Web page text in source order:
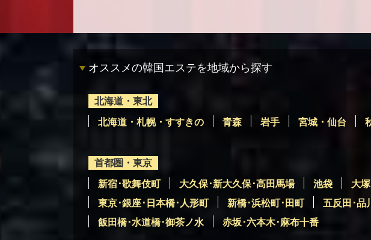
オススメの韓国エステを地域から探す
北海道・東北
北海道・札幌・すすきの 青森 岩手 宮城・仙台
首都圏・東京
新宿･歌舞伎町 大久保･新大久保･高田馬場 池袋 大
東京･銀座･日本橋･人形町
新橋･浜松町･田町 五反田･品川
飯田橋･水道橋･御茶ノ水
赤坂･六本木･麻布十番